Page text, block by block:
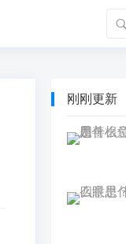
刚刚更新